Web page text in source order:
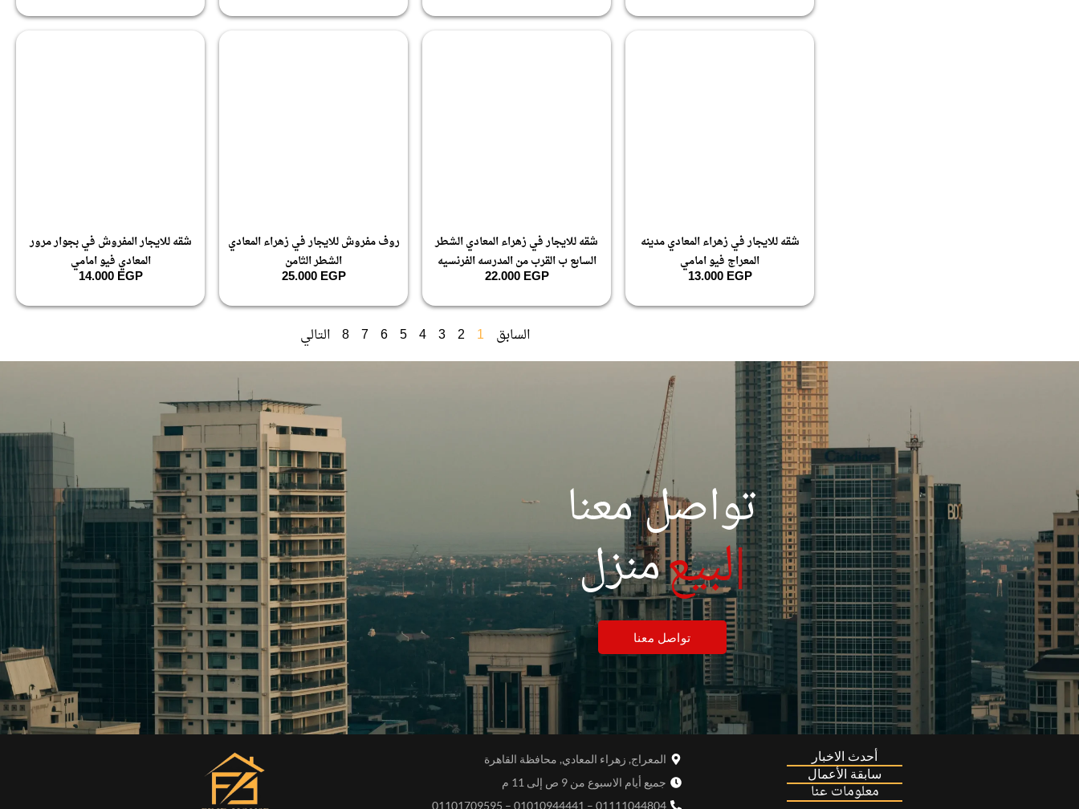
شقه للايجار في زهراء المعادي مدينه
المعراج فيو امامي
13.000EGP
شقه للايجار في زهراء المعادي الشطر
السابع ب القرب من المدرسه الفرنسيه
22.000EGP
روف مفروش للايجار في زهراء المعادي
الشطر الثامن
25.000EGP
شقه للايجار المفروش في بجوار مرور
المعادي فيو امامي
14.000EGP
السابق 1
2
3
4
5
6
7
8 التالي
تواصل معنا
لبيع| منزل
تواصل معنا
أحدث الاخبار
سابقة الأعمال
معلومات عنا
المعراج, زهراء المعادي, محافظة القاهرة
جميع أيام الاسبوع من 9 ص إلى 11 م
01111044804 – 01010944441 – 01101709595